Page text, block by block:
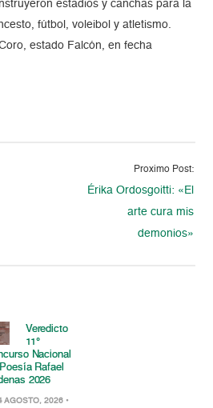
estadios y canchas para la
fútbol, voleibol y atletismo.
estado Falcón, en fecha
Proximo Post:
Érika Ordosgoitti: «El
arte cura mis
demonios»
Veredicto
11°
Nacional
Rafael
2026
AGOSTO, 2026 •